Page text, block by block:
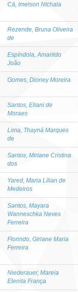
Cá, Imelson Ntchala
Rezende, Bruna Oliveira
de
Espíndola, Amarildo
João
Gomes, Dioney Moreira
Santos, Eliani de
Moraes
Lima, Thayná Marques
de
Santos, Miriane Cristina
dos
Yared, Maria Lílian de
Medeiros
Santos, Mayara
Wanneschka Neves
Ferreira
Florindo, Girlane Maria
Ferreira
Niederauer, Mareia
Elenita França